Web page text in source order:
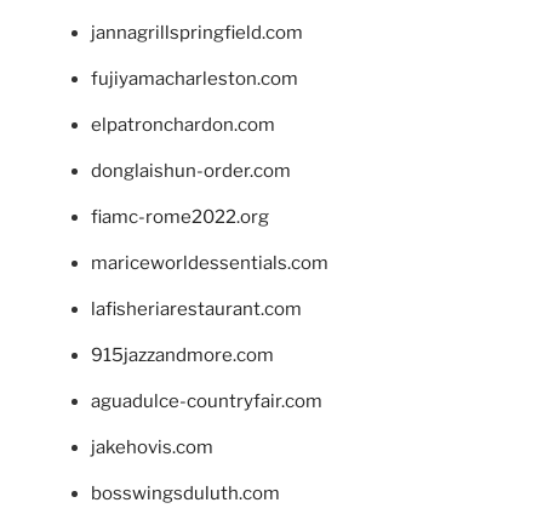
jannagrillspringfield.com
fujiyamacharleston.com
elpatronchardon.com
donglaishun-order.com
fiamc-rome2022.org
mariceworldessentials.com
lafisheriarestaurant.com
915jazzandmore.com
aguadulce-countryfair.com
jakehovis.com
bosswingsduluth.com